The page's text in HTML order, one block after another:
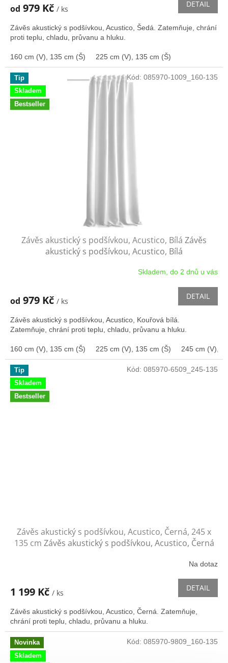
je
z
5
od 979 Kč / ks
DETAIL
Závěs akustický s podšívkou, Acustico, Šedá. Zatemňuje, chrání
proti teplu, chladu, průvanu a hluku.
160 cm (V), 135 cm (Š) 225 cm (V), 135 cm (Š)
Tip
Skladem
Bestseller
Závěs akustický s podšívkou, Acustico, Bílá Závěs
akustický s podšívkou, Acustico, Bílá
je
z
5
Skladem, do 2 dnů u vás
od 979 Kč / ks
DETAIL
Závěs akustický s podšívkou, Acustico, Kouřová bílá.
Zatemňuje, chrání proti teplu, chladu, průvanu a hluku.
160 cm (V), 135 cm (Š) 225 cm (V), 135 cm (Š) 245 cm (V),
Kód: 085970-1009_160-135
Tip
Skladem
Bestseller
Závěs akustický s podšívkou, Acustico, Černá, 245 x
135 cm Závěs akustický s podšívkou, Acustico, Černá
je
z
5
hvězdiček.
Na dotaz
1 199 Kč / ks
DETAIL
Závěs akustický s podšívkou, Acustico, Černá. Zatemňuje,
chrání proti teplu, chladu, průvanu a hluku.
Kód: 085970-6509_245-135
Novinka
Skladem
Kód: 085970-9809_160-135